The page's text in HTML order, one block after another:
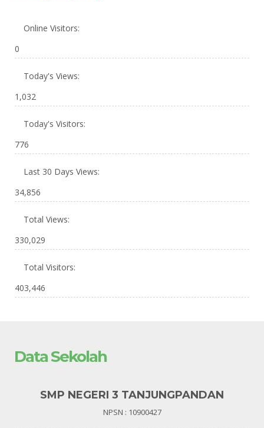
Online Visitors:
0
Today's Views:
1,032
Today's Visitors:
776
Last 30 Days Views:
34,856
Total Views:
330,029
Total Visitors:
403,446
Data Sekolah
SMP NEGERI 3 TANJUNGPANDAN
NPSN : 10900427